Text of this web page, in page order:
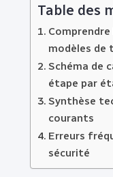
Table des
modèles de
Schéma de
étape par
Synthèse
courants
Erreurs
sécurité